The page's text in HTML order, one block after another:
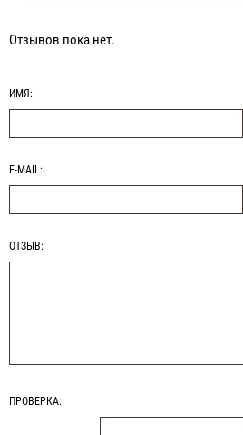
Отзывов пока нет.
ИМЯ:
E-MAIL:
ОТЗЫВ:
ПРОВЕРКА: